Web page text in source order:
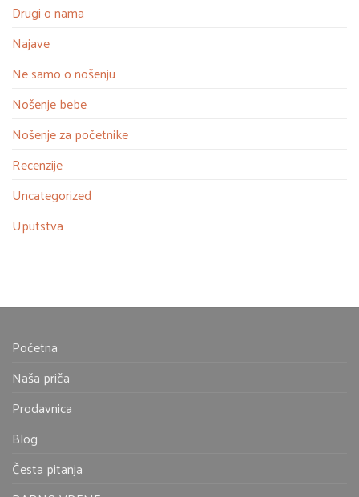
Drugi o nama
Najave
Ne samo o nošenju
Nošenje bebe
Nošenje za početnike
Recenzije
Uncategorized
Uputstva
Početna
Naša priča
Prodavnica
Blog
Česta pitanja